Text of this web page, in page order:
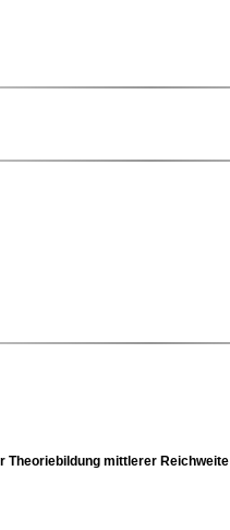
Theoriebildung mittlerer Reichweite